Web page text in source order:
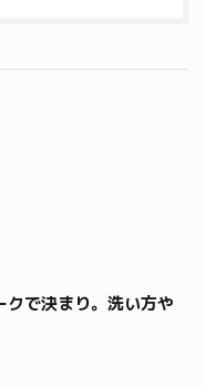
クで決まり。洗い方や